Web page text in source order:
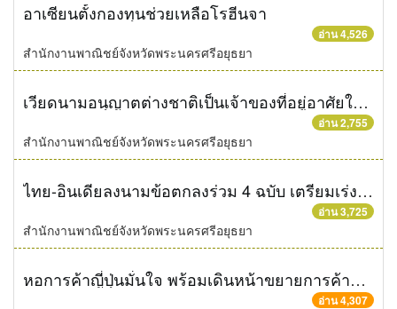
อาเซียนตั้งกองทุนช่วยเหลือโรฮีนจา
อ่าน 4,526
สำนักงานพาณิชย์จังหวัดพระนครศรีอยุธยา
เวียดนามอนุญาตต่างชาติเป็นเจ้าของที่อยู่อาศัยในประเทศได้ตั้งแต่วันนี้
อ่าน 2,755
สำนักงานพาณิชย์จังหวัดพระนครศรีอยุธยา
ไทย-อินเดียลงนามข้อตกลงร่วม 4 ฉบับ เตรียมเร่งจัดประชุมเดินหน้าทำเอฟทีเอร่วมกัน
อ่าน 3,725
สำนักงานพาณิชย์จังหวัดพระนครศรีอยุธยา
หอการค้าญี่ปุ่นมั่นใจ พร้อมเดินหน้าขยายการค้าการลงทุนในไทย
อ่าน 4,307